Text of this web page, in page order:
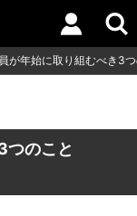
が年始に取り組むべき3
つのこと